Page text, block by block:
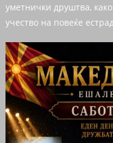
уметнички друштва,
учество на повеќе